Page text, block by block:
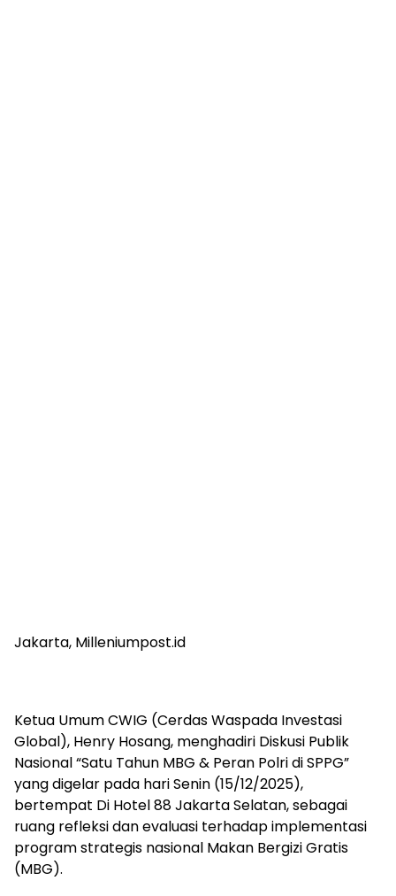
Jakarta, Milleniumpost.id
Ketua Umum CWIG (Cerdas Waspada Investasi
Global), Henry Hosang, menghadiri Diskusi Publik
Nasional “Satu Tahun MBG & Peran Polri di SPPG”
yang digelar pada hari Senin (15/12/2025),
bertempat Di Hotel 88 Jakarta Selatan, sebagai
ruang refleksi dan evaluasi terhadap implementasi
program strategis nasional Makan Bergizi Gratis
(MBG).